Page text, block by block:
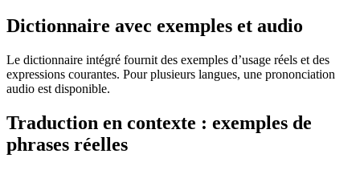
Dictionnaire avec exemples et audio
Le dictionnaire intégré fournit des exemples d’usage réels et des
expressions courantes. Pour plusieurs langues, une prononciation
audio est disponible.
Traduction en contexte : exemples de
phrases réelles